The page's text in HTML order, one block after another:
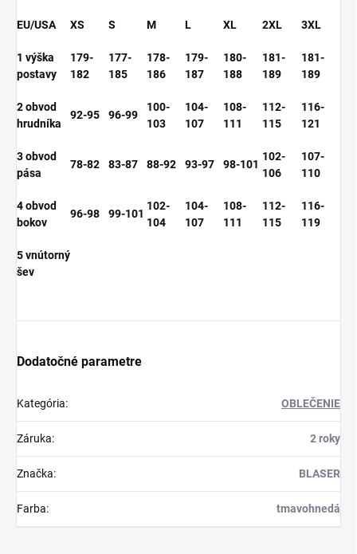
EU/USA XS S M L XL 2XL 3XL
1 výška
postavy
179-
182
177-
185
178-
186
179-
187
180-
188
181-
189
181-
189
2 obvod
hrudníka
92-95 96-99
100-
103
104-
107
108-
111
112-
115
116-
121
3 obvod
pása
78-82 83-87 88-92 93-97 98-101
102-
106
107-
110
4 obvod
bokov
96-98 99-101
102-
104
104-
107
108-
111
112-
115
116-
119
5 vnútorný
šev
Dodatočné parametre
Kategória: OBLEČENIE
Záruka: 2 roky
Značka: BLASER
Farba: tmavohnedá